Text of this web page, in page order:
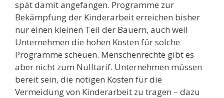
spät damit angefangen. Programme zur
Bekämpfung der Kinderarbeit erreichen bisher
nur einen kleinen Teil der Bauern, auch weil
Unternehmen die hohen Kosten für solche
Programme scheuen. Menschenrechte gibt es
aber nicht zum Nulltarif. Unternehmen müssen
bereit sein, die nötigen Kosten für die
Vermeidung von Kinderarbeit zu tragen – dazu